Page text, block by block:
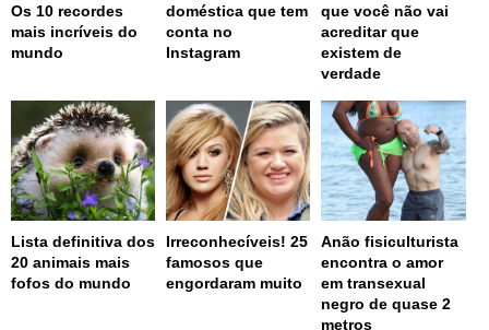
Os 10 recordes
mais incríveis do
mundo
doméstica que tem
conta no
Instagram
que você não vai
acreditar que
existem de
verdade
Lista definitiva dos
20 animais mais
fofos do mundo
Irreconhecíveis! 25
famosos que
engordaram muito
Anão fisiculturista
encontra o amor
em transexual
negro de quase 2
metros